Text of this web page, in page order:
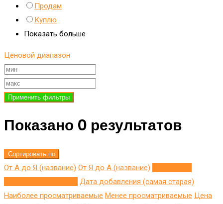
Продам
Куплю
Показать больше
Ценовой диапазон
Применить фильтры
Показано 0 результатов
Сортировать по
От А до Я (название) От Я до A (название)
Дата добавления (самая старая)
Наиболее просматриваемые Менее просматриваемые Цена